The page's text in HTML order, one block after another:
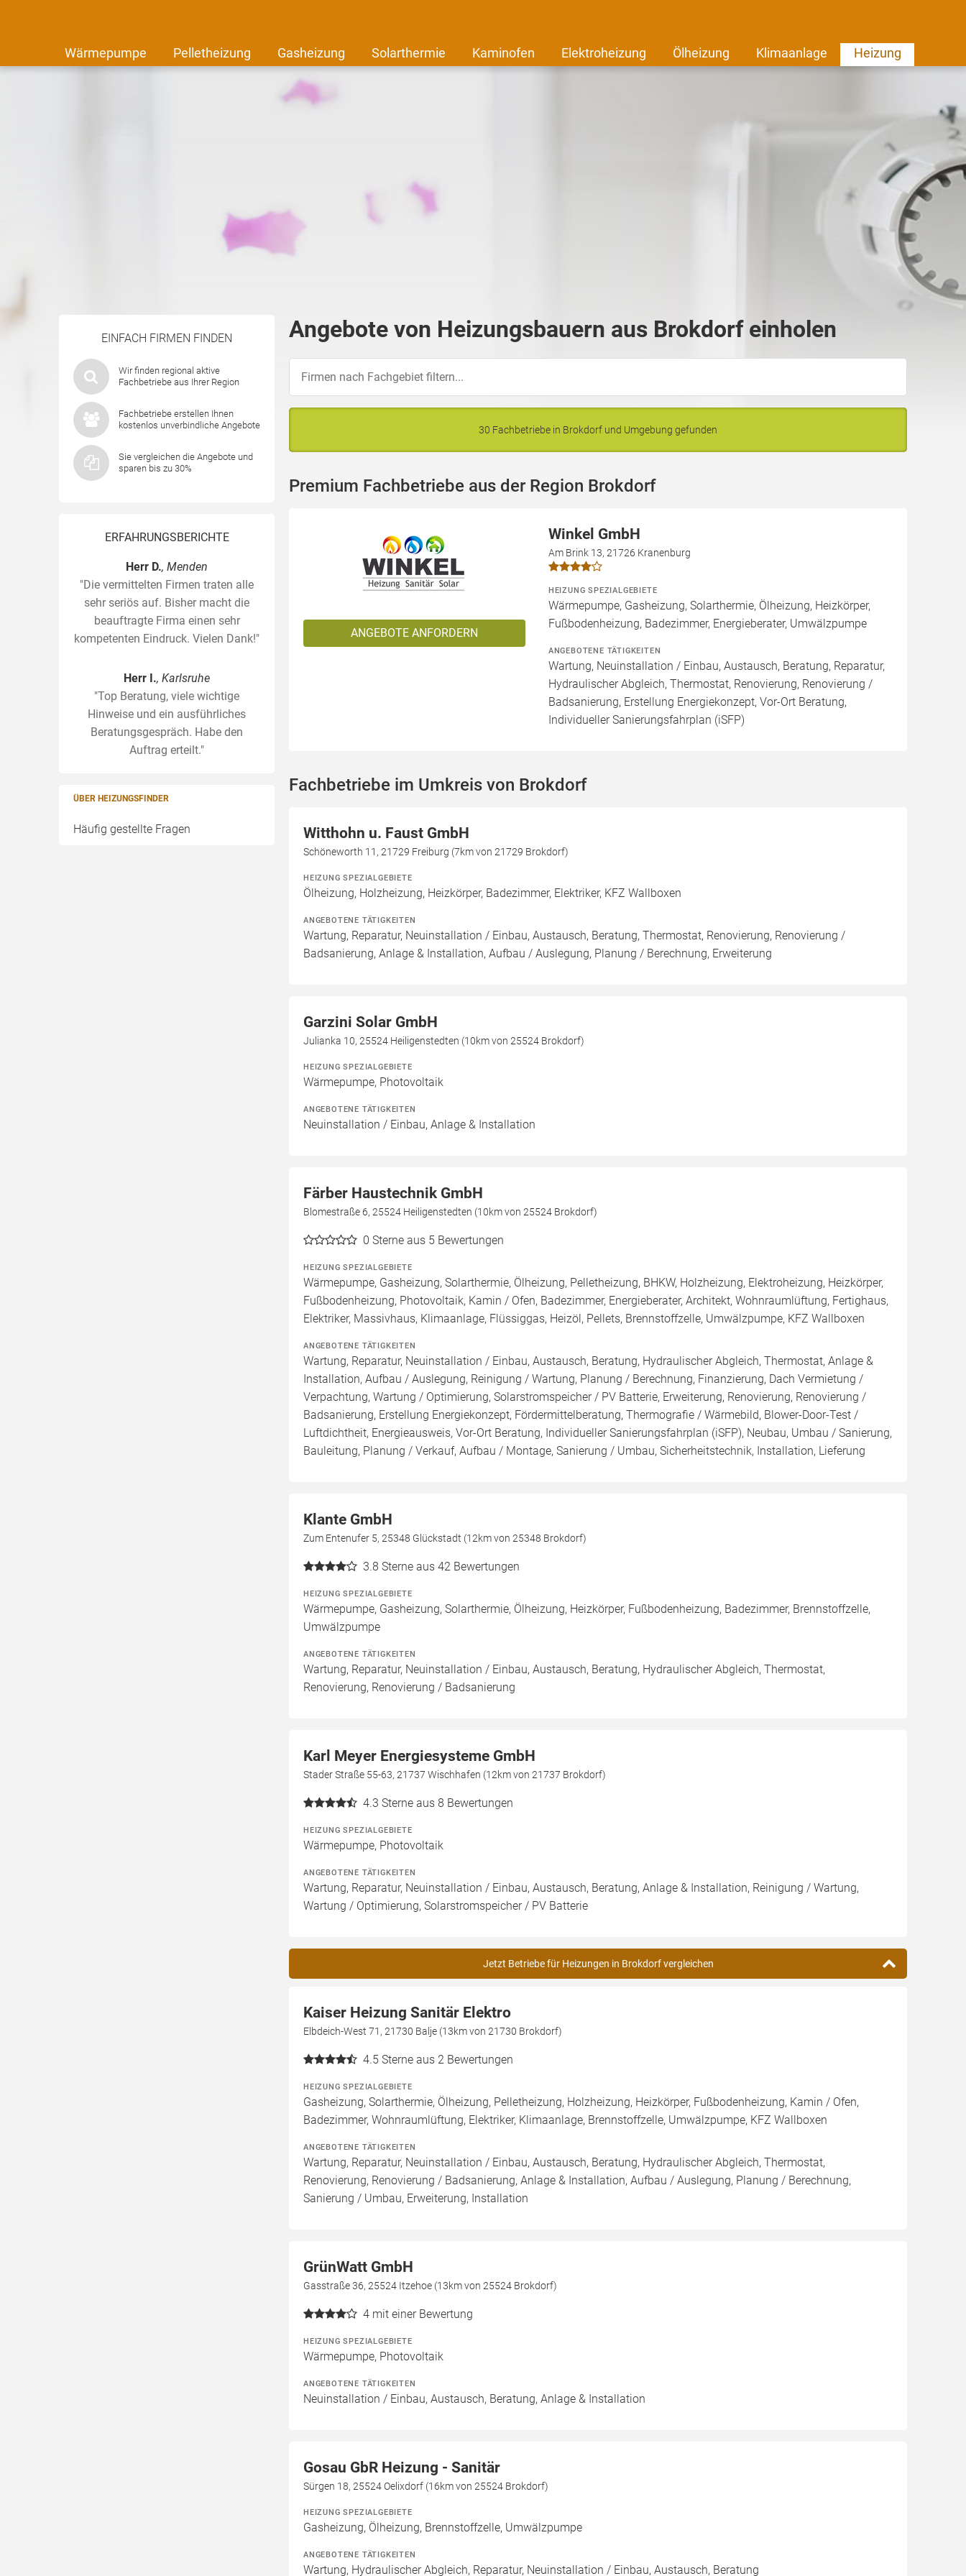
Wärmepumpe Pelletheizung Gasheizung Solarthermie Kaminofen Elektroheizung Ölheizung Klimaanlage Heizung
EINFACH FIRMEN FINDEN
Wir finden regional aktive
Fachbetriebe aus Ihrer Region
Fachbetriebe erstellen Ihnen
kostenlos unverbindliche Angebote
Sie vergleichen die Angebote und
sparen bis zu 30%
ERFAHRUNGSBERICHTE
Herr D., Menden
"Die vermittelten Firmen traten alle
sehr seriös auf. Bisher macht die
beauftragte Firma einen sehr
kompetenten Eindruck. Vielen Dank!"
Herr I., Karlsruhe
"Top Beratung, viele wichtige
Hinweise und ein ausführliches
Beratungsgespräch. Habe den
Auftrag erteilt."
ÜBER HEIZUNGSFINDER
Häufig gestellte Fragen
Angebote von Heizungsbauern aus Brokdorf einholen
30 Fachbetriebe in Brokdorf und Umgebung gefunden
Premium Fachbetriebe aus der Region Brokdorf
ANGEBOTE ANFORDERN
Winkel GmbH
Am Brink 13, 21726 Kranenburg
HEIZUNG SPEZIALGEBIETE
Wärmepumpe, Gasheizung, Solarthermie, Ölheizung, Heizkörper,
Fußbodenheizung, Badezimmer, Energieberater, Umwälzpumpe
ANGEBOTENE TÄTIGKEITEN
Wartung, Neuinstallation / Einbau, Austausch, Beratung, Reparatur,
Hydraulischer Abgleich, Thermostat, Renovierung, Renovierung /
Badsanierung, Erstellung Energiekonzept, Vor-Ort Beratung,
Individueller Sanierungsfahrplan (iSFP)
Fachbetriebe im Umkreis von Brokdorf
Witthohn u. Faust GmbH
Schöneworth 11, 21729 Freiburg (7km von 21729 Brokdorf)
HEIZUNG SPEZIALGEBIETE
Ölheizung, Holzheizung, Heizkörper, Badezimmer, Elektriker, KFZ Wallboxen
ANGEBOTENE TÄTIGKEITEN
Wartung, Reparatur, Neuinstallation / Einbau, Austausch, Beratung, Thermostat, Renovierung, Renovierung /
Badsanierung, Anlage & Installation, Aufbau / Auslegung, Planung / Berechnung, Erweiterung
Garzini Solar GmbH
Julianka 10, 25524 Heiligenstedten (10km von 25524 Brokdorf)
HEIZUNG SPEZIALGEBIETE
Wärmepumpe, Photovoltaik
ANGEBOTENE TÄTIGKEITEN
Neuinstallation / Einbau, Anlage & Installation
Färber Haustechnik GmbH
Blomestraße 6, 25524 Heiligenstedten (10km von 25524 Brokdorf)
0 Sterne aus 5 Bewertungen
HEIZUNG SPEZIALGEBIETE
Wärmepumpe, Gasheizung, Solarthermie, Ölheizung, Pelletheizung, BHKW, Holzheizung, Elektroheizung, Heizkörper,
Fußbodenheizung, Photovoltaik, Kamin / Ofen, Badezimmer, Energieberater, Architekt, Wohnraumlüftung, Fertighaus,
Elektriker, Massivhaus, Klimaanlage, Flüssiggas, Heizöl, Pellets, Brennstoffzelle, Umwälzpumpe, KFZ Wallboxen
ANGEBOTENE TÄTIGKEITEN
Wartung, Reparatur, Neuinstallation / Einbau, Austausch, Beratung, Hydraulischer Abgleich, Thermostat, Anlage &
Installation, Aufbau / Auslegung, Reinigung / Wartung, Planung / Berechnung, Finanzierung, Dach Vermietung /
Verpachtung, Wartung / Optimierung, Solarstromspeicher / PV Batterie, Erweiterung, Renovierung, Renovierung /
Badsanierung, Erstellung Energiekonzept, Fördermittelberatung, Thermografie / Wärmebild, Blower-Door-Test /
Luftdichtheit, Energieausweis, Vor-Ort Beratung, Individueller Sanierungsfahrplan (iSFP), Neubau, Umbau / Sanierung,
Bauleitung, Planung / Verkauf, Aufbau / Montage, Sanierung / Umbau, Sicherheitstechnik, Installation, Lieferung
Klante GmbH
Zum Entenufer 5, 25348 Glückstadt (12km von 25348 Brokdorf)
3.8 Sterne aus 42 Bewertungen
HEIZUNG SPEZIALGEBIETE
Wärmepumpe, Gasheizung, Solarthermie, Ölheizung, Heizkörper, Fußbodenheizung, Badezimmer, Brennstoffzelle,
Umwälzpumpe
ANGEBOTENE TÄTIGKEITEN
Wartung, Reparatur, Neuinstallation / Einbau, Austausch, Beratung, Hydraulischer Abgleich, Thermostat,
Renovierung, Renovierung / Badsanierung
Karl Meyer Energiesysteme GmbH
Stader Straße 55-63, 21737 Wischhafen (12km von 21737 Brokdorf)
4.3 Sterne aus 8 Bewertungen
HEIZUNG SPEZIALGEBIETE
Wärmepumpe, Photovoltaik
ANGEBOTENE TÄTIGKEITEN
Wartung, Reparatur, Neuinstallation / Einbau, Austausch, Beratung, Anlage & Installation, Reinigung / Wartung,
Wartung / Optimierung, Solarstromspeicher / PV Batterie
Jetzt Betriebe für Heizungen in Brokdorf vergleichen
Kaiser Heizung Sanitär Elektro
Elbdeich-West 71, 21730 Balje (13km von 21730 Brokdorf)
4.5 Sterne aus 2 Bewertungen
HEIZUNG SPEZIALGEBIETE
Gasheizung, Solarthermie, Ölheizung, Pelletheizung, Holzheizung, Heizkörper, Fußbodenheizung, Kamin / Ofen,
Badezimmer, Wohnraumlüftung, Elektriker, Klimaanlage, Brennstoffzelle, Umwälzpumpe, KFZ Wallboxen
ANGEBOTENE TÄTIGKEITEN
Wartung, Reparatur, Neuinstallation / Einbau, Austausch, Beratung, Hydraulischer Abgleich, Thermostat,
Renovierung, Renovierung / Badsanierung, Anlage & Installation, Aufbau / Auslegung, Planung / Berechnung,
Sanierung / Umbau, Erweiterung, Installation
GrünWatt GmbH
Gasstraße 36, 25524 Itzehoe (13km von 25524 Brokdorf)
4 mit einer Bewertung
HEIZUNG SPEZIALGEBIETE
Wärmepumpe, Photovoltaik
ANGEBOTENE TÄTIGKEITEN
Neuinstallation / Einbau, Austausch, Beratung, Anlage & Installation
Gosau GbR Heizung - Sanitär
Sürgen 18, 25524 Oelixdorf (16km von 25524 Brokdorf)
HEIZUNG SPEZIALGEBIETE
Gasheizung, Ölheizung, Brennstoffzelle, Umwälzpumpe
ANGEBOTENE TÄTIGKEITEN
Wartung, Hydraulischer Abgleich, Reparatur, Neuinstallation / Einbau, Austausch, Beratung